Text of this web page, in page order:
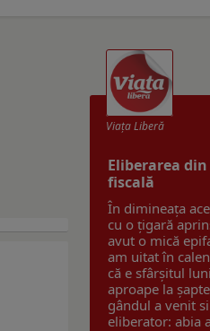
Viaţa Liberă
Eliberarea
fiscală
În dimineața
cu o țigară
avut o mică
am uitat în
că e sfârșitul
aproape la
gândul a venit
eliberator: abia